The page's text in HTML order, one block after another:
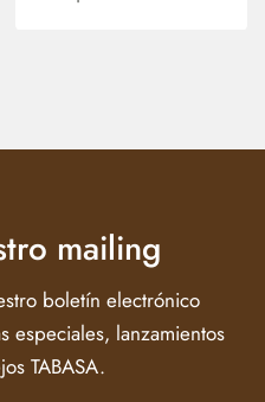
mailing
boletín electrónico
especiales, lanzamientos
TABASA.